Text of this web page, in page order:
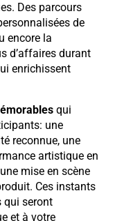
Des parcours
de
encore la
d’affaires durant
enrichissent
qui
une
reconnue, une
artistique en
mise en scène
Ces instants
qui seront
et à votre